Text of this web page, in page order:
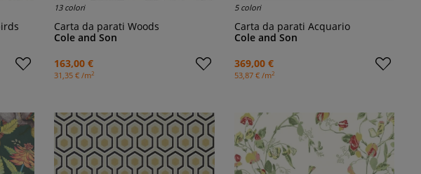
13 colori
Carta da parati Woods
Cole and Son
163,00 €
31,35 € /m2
5 colori
Carta da parati Acquario
Cole and Son
369,00 €
53,87 € /m2